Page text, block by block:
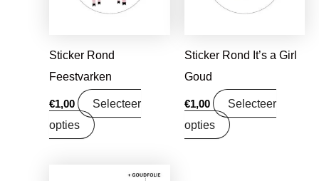
Sticker Rond
Feestvarken
€1,00
Selecteer
opties
Sticker Rond It’s a Girl
Goud
€1,00
Selecteer
opties